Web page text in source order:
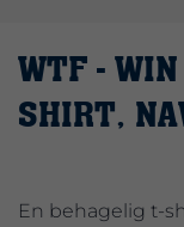
WTF -
SHIRT,
En behagelig t-